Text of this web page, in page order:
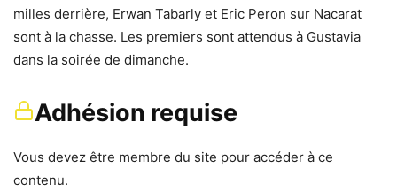
milles derrière, Erwan Tabarly et Eric Peron sur Nacarat
sont à la chasse. Les premiers sont attendus à Gustavia
dans la soirée de dimanche.
Adhésion requise
Vous devez être membre du site pour accéder à ce
contenu.